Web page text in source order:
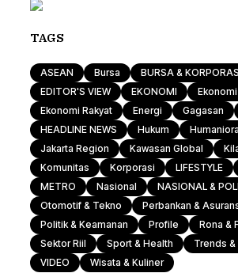
TAGS
ASEAN Bursa
BURSA &
EDITOR'S VIEW
EKONOMI
Ekonomi Rakyat
Energi Gagasan
HEADLINE NEWS
Hukum Humaniora
Jakarta Region
Kawasan Global
Komunitas
Korporasi LIFESTYLE
METRO
Nasional NASIONAL &
Otomotif & Tekno
Perbankan &
Politik & Keamanan
Profile
Rona &
Sektor Riil
Sport & Health
Trends
VIDEO
Wisata & Kuliner